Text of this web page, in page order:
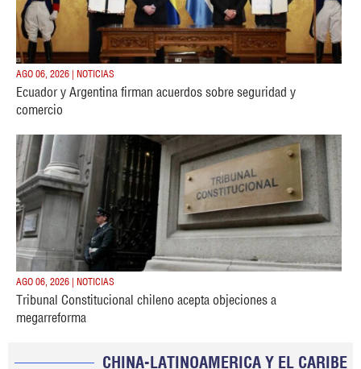
AGO 06, 2026 | NOTICIAS
Ecuador y Argentina firman acuerdos sobre seguridad y
comercio
AGO 06, 2026 | NOTICIAS
Tribunal Constitucional chileno acepta objeciones a
megarreforma
CHINA-LATINOAMERICA Y EL CARIBE